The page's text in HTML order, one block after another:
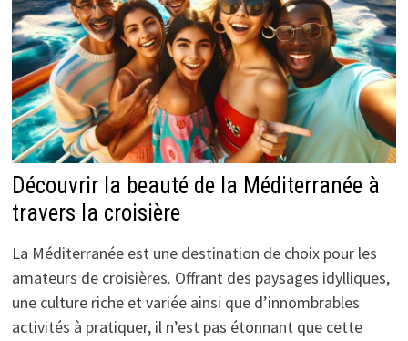
Découvrir la beauté de la Méditerranée à
travers la croisière
La Méditerranée est une destination de choix pour les
amateurs de croisières. Offrant des paysages idylliques,
une culture riche et variée ainsi que d’innombrables
activités à pratiquer, il n’est pas étonnant que cette